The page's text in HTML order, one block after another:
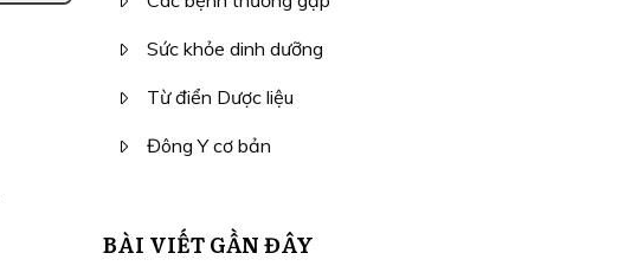
Sức khỏe dinh dưỡng
Từ điển Dược liệu
Đông Y cơ bản
BÀI VIẾT GẦN ĐÂY